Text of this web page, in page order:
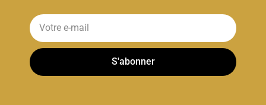
S'abonner